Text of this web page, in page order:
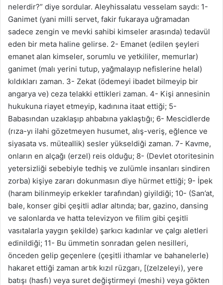
nelerdir?” diye sordular. Aleyhissalatu vesselam saydı: 1-
Ganimet (yani milli servet, fakir fukaraya uğramadan
sadece zengin ve mevki sahibi kimseler arasında) tedavül
eden bir meta haline gelirse. 2- Emanet (edilen şeyleri
emanet alan kimseler, sorumlu ve yetkililer, memurlar)
ganimet (malı yerini tutup, yağmalayıp nefislerine helal)
kıldıkları zaman. 3- Zekat (ödemeyi ibadet bilmeyip bir
angarya ve) ceza telakki ettikleri zaman. 4- Kişi annesinin
hukukuna riayet etmeyip, kadınına itaat ettiği; 5-
Babasından uzaklaşıp ahbabına yaklaştığı; 6- Mescidlerde
(rıza-yı ilahi gözetmeyen husumet, alış-veriş, eğlence ve
siyasata vs. müteallik) sesler yükseldiği zaman. 7- Kavme,
onların en alçağı (erzel) reis olduğu; 8- (Devlet otoritesinin
yetersizliği sebebiyle tedhiş ve zulümle insanları sindiren
zorba) kişiye zararı dokunmasın diye hürmet ettiği; 9- İpek
(haram bilinmeyip erkekler tarafından) giyildiği; 10- (San’at,
bale, konser gibi çeşitli adlar altında; bar, gazino, dansing
ve salonlarda ve hatta televizyon ve filim gibi çeşitli
vasıtalarla yaygın şekilde) şarkıcı kadınlar ve çalgı aletleri
edinildiği; 11- Bu ümmetin sonradan gelen nesilleri,
önceden gelip geçenlere (çeşitli ithamlar ve bahanelerle)
hakaret ettiği zaman artık kızıl rüzgarı, [(zelzeleyi), yere
batışı (hasfı) veya suret değiştirmeyi (meshi) veya gökten